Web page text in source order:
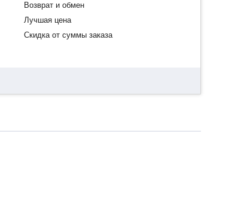
Возврат и обмен
Лучшая цена
Скидка от суммы заказа